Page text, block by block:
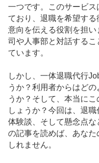
一つです。このサービ
ており、退職を希望す
意向を伝える役割を担
司や人事部と対話する
ています。
しかし、一体退職代行
うか？利用者からはど
うか？そして、本当に
しょうか？今回は、退
体験談、そして懸念点
の記事を読めば、あな
しれません。